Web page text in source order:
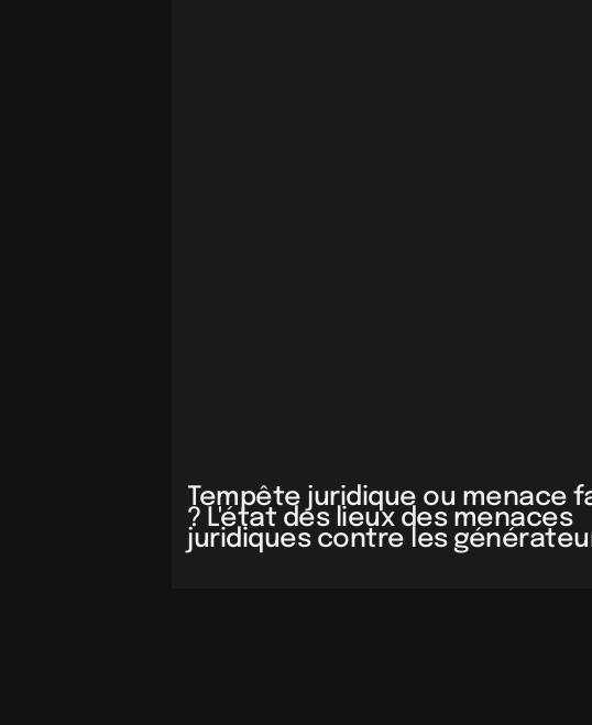
Tempête juridique ou menace
? L'état des lieux des menaces
juridiques contre les